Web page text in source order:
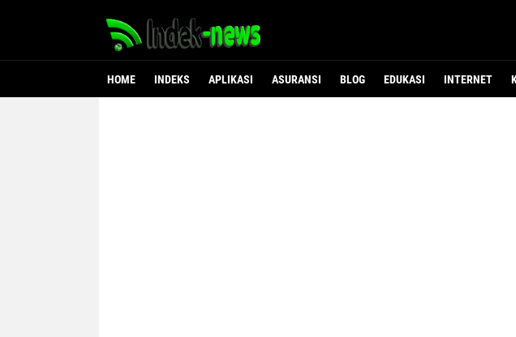
HOME INDEKS APLIKASI ASURANSI BLOG EDUKASI INTERNET